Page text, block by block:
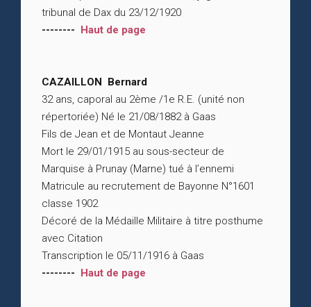
tribunal de Dax du 23/12/1920
-------- Haut de page
CAZAILLON Bernard
32 ans, caporal au 2ème /1e R.E. (unité non
répertoriée) Né le 21/08/1882 à Gaas
Fils de Jean et de Montaut Jeanne
Mort le 29/01/1915 au sous-secteur de
Marquise à Prunay (Marne) tué à l’ennemi
Matricule au recrutement de Bayonne N°1601
classe 1902
Décoré de la Médaille Militaire à titre posthume
avec Citation
Transcription le 05/11/1916 à Gaas
-------- Haut de page